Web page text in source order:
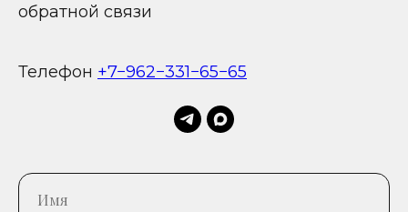
обратной связи
Телефон +7−962−331−65−65